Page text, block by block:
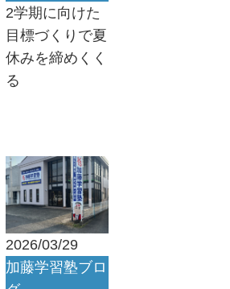
2学期に向けた
目標づくりで夏
休みを締めくく
る
2026/03/29
加藤学習塾ブロ